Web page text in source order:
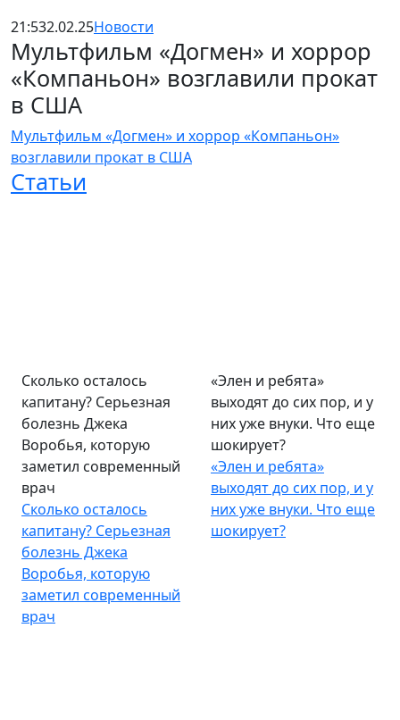
21:532.02.25Новости
Мультфильм «Догмен» и хоррор
«Компаньон» возглавили прокат
в США
Мультфильм «Догмен» и хоррор «Компаньон»
возглавили прокат в США
Статьи
Сколько осталось
капитану? Серьезная
болезнь Джека
Воробья, которую
заметил современный
врач
Сколько осталось
капитану? Серьезная
болезнь Джека
Воробья, которую
заметил современный
врач
«Элен и ребята»
выходят до сих пор, и у
них уже внуки. Что еще
шокирует?
«Элен и ребята»
выходят до сих пор, и у
них уже внуки. Что еще
шокирует?